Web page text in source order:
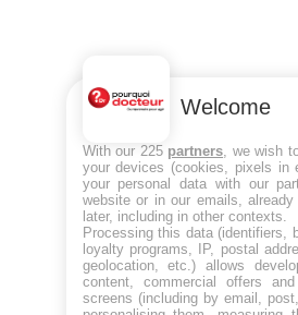
Welcome
With our 225 partners , we wish
your devices (cookies, pixels in
your personal data with our
website or in our emails,
later, including in other contexts.
Processing this data (identifiers,
loyalty programs, IP, postal
geolocation, etc.) allows
content, commercial offers
screens (including by email,